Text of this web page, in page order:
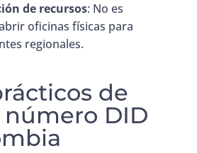
de recursos: No es
oficinas físicas para
regionales.
de
número DID